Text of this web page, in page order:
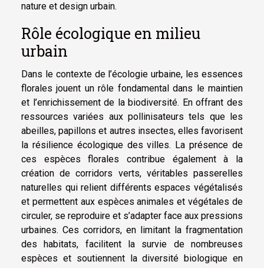
nature et design urbain.
Rôle écologique en milieu
urbain
Dans le contexte de l’écologie urbaine, les essences
florales jouent un rôle fondamental dans le maintien
et l’enrichissement de la biodiversité. En offrant des
ressources variées aux pollinisateurs tels que les
abeilles, papillons et autres insectes, elles favorisent
la résilience écologique des villes. La présence de
ces espèces florales contribue également à la
création de corridors verts, véritables passerelles
naturelles qui relient différents espaces végétalisés
et permettent aux espèces animales et végétales de
circuler, se reproduire et s’adapter face aux pressions
urbaines. Ces corridors, en limitant la fragmentation
des habitats, facilitent la survie de nombreuses
espèces et soutiennent la diversité biologique en